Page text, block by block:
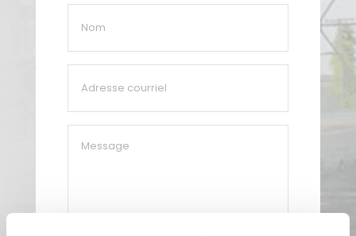
courriel
*